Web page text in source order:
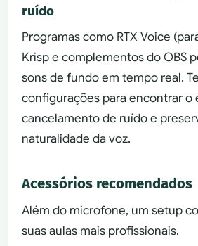
ruído
Programas como RTX Voice
Krisp e complementos do OBS
sons de fundo em tempo real.
configurações para encontrar o
cancelamento de ruído e
naturalidade da voz.
Acessórios recomendados
Além do microfone, um setup
suas aulas mais profissionais.